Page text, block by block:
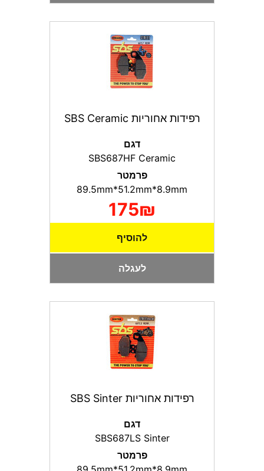
רפידות אחוריות SBS Ceramic
דגם
פרמטר
175₪
להוסיף
לעגלה
רפידות אחוריות SBS Sinter
דגם
SBS687LS Sinter
פרמטר